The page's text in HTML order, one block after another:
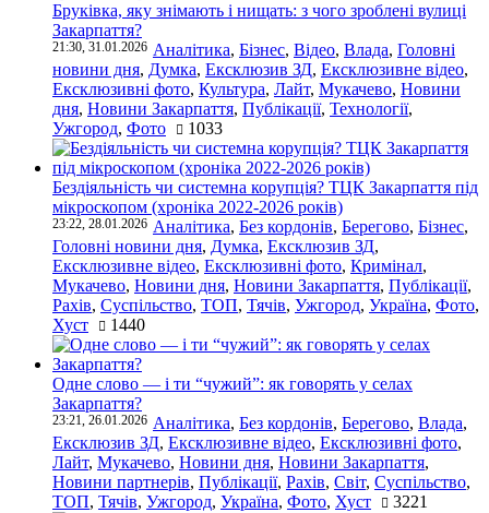
Бруківка, яку знімають і нищать: з чого зроблені вулиці
Закарпаття?
21:30, 31.01.2026 Аналітика, Бізнес, Відео, Влада, Головні
новини дня, Думка, Ексклюзив ЗД, Ексклюзивне відео,
Ексклюзивні фото, Культура, Лайт, Мукачево, Новини
дня, Новини Закарпаття, Публікації, Технології,
Ужгород, Фото 1033
Бездіяльність чи системна корупція? ТЦК Закарпаття під
мікроскопом (хроніка 2022-2026 років)
23:22, 28.01.2026 Аналітика, Без кордонів, Берегово, Бізнес,
Головні новини дня, Думка, Ексклюзив ЗД,
Ексклюзивне відео, Ексклюзивні фото, Кримінал,
Мукачево, Новини дня, Новини Закарпаття, Публікації,
Рахів, Суспільство, ТОП, Тячів, Ужгород, Україна, Фото,
Хуст
1440
Одне слово — і ти “чужий”: як говорять у селах
Закарпаття?
23:21, 26.01.2026 Аналітика, Без кордонів, Берегово, Влада,
Ексклюзив ЗД, Ексклюзивне відео, Ексклюзивні фото,
Лайт, Мукачево, Новини дня, Новини Закарпаття,
Новини партнерів, Публікації, Рахів, Світ, Суспільство,
ТОП, Тячів, Ужгород, Україна, Фото, Хуст 3221